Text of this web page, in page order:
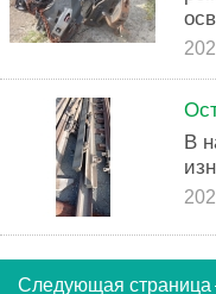
В
Следующая страница